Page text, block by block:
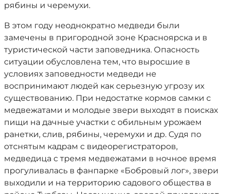
рябины и черемухи.
В этом году неоднократно медведи были
замечены в пригородной зоне Красноярска и в
туристической части заповедника. Опасность
ситуации обусловлена тем, что выросшие в
условиях заповедности медведи не
воспринимают людей как серьезную угрозу их
существованию. При недостатке кормов самки с
медвежатами и молодые звери выходят в поисках
пищи на дачные участки с обильным урожаем
ранетки, слив, рябины, черемухи и др. Судя по
отснятым кадрам с видеорегистраторов,
медведица с тремя медвежатами в ночное время
прогуливалась в фанпарке «Бобровый лог», звери
выходили и на территорию садового общества в